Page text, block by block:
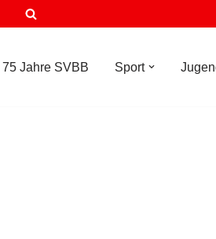
75 Jahre SVBB Sport